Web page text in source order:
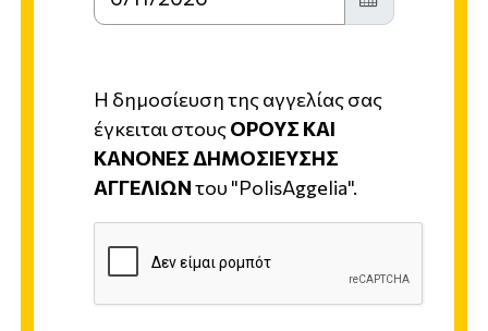
Η δημοσίευση της αγγελίας σας
έγκειται στουςΟΡΟΥΣ ΚΑΙ
ΚΑΝΟΝΕΣ ΔΗΜΟΣΙΕΥΣΗΣ
ΑΓΓΕΛΙΩΝτου "PolisAggelia".